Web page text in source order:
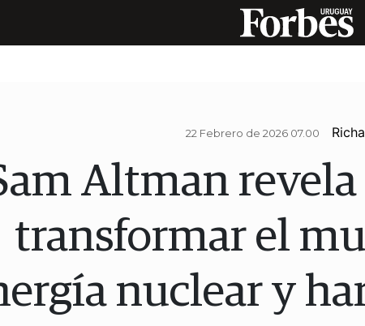
22 Febrero de 2026 07.00
Altman
transformar el
nuclear y